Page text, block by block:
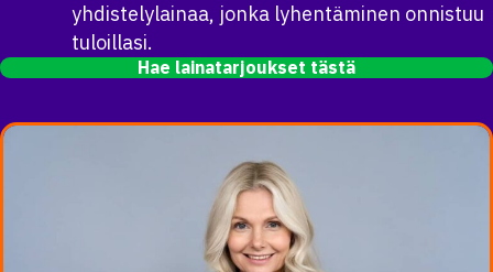
yhdistelylainaa, jonka lyhentäminen onnistuu
tuloillasi.
Hae lainatarjoukset tästä